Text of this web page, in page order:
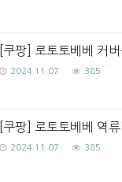
[쿠팡] 로토토베베 커
2024.11.07 385
[쿠팡] 로토토베베 역
2024.11.07 385